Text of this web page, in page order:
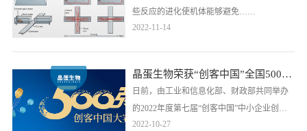
些反应的进化使机体能够避免……
2022-11-14
晶蛋生物荣获“创客中国”全国500强！
日前，由工业和信息化部、财政部共同举办
的2022年度第七届“创客中国”中小企业创新
创业大赛成功落下帷幕。本大赛以进一步提
2022-10-27